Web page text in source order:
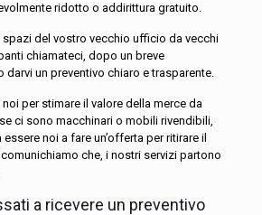
ridotto o addirittura gratuito.
spazi del vostro vecchio ufficio da vecchi
chiamateci, dopo un breve
un preventivo chiaro e trasparente.
per stimare il valore della merce da
ci sono macchinari o mobili rivendibili,
noi a fare un’offerta per ritirare il
che, i nostri servizi partono
a ricevere un preventivo